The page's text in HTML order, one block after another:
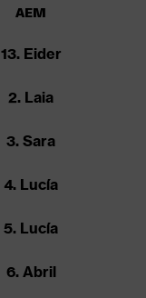
AEM
13. Eider
2. Laia
3. Sara
4. Lucía
5. Lucía
6. Abril